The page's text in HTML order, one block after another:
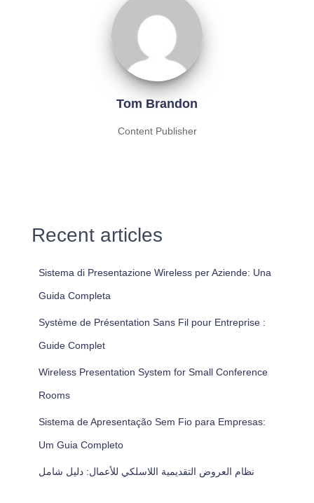
Tom Brandon
Content Publisher
Recent articles
Sistema di Presentazione Wireless per Aziende: Una
Guida Completa
Système de Présentation Sans Fil pour Entreprise :
Guide Complet
Wireless Presentation System for Small Conference
Rooms
Sistema de Apresentação Sem Fio para Empresas:
Um Guia Completo
نظام العروض التقديمية اللاسلكي للأعمال: دليل شامل